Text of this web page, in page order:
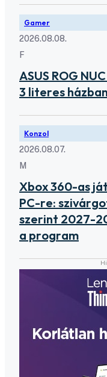
Gamer
2026.08.08.
F
ASUS ROG
3 literes házban
Konzol
2026.08.07.
M
Xbox 360-as
PC-re:
szerint 2027-
a program